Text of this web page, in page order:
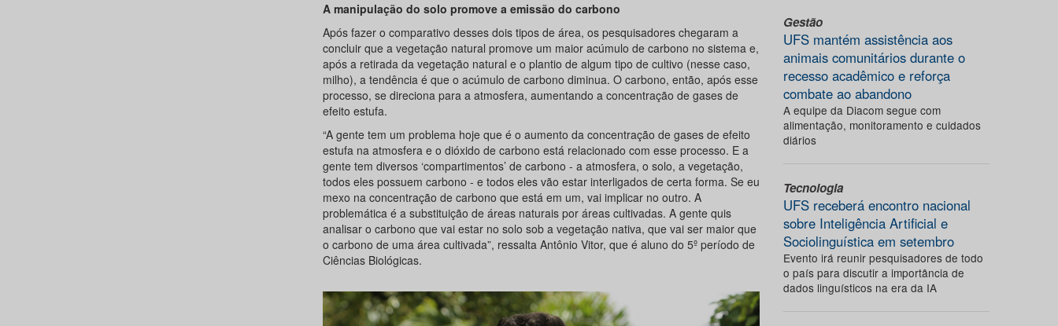
A manipulação do solo promove a emissão do carbono
Após fazer o comparativo desses dois tipos de área, os pesquisadores chegaram a
concluir que a vegetação natural promove um maior acúmulo de carbono no sistema e,
após a retirada da vegetação natural e o plantio de algum tipo de cultivo (nesse caso,
milho), a tendência é que o acúmulo de carbono diminua. O carbono, então, após esse
processo, se direciona para a atmosfera, aumentando a concentração de gases de
efeito estufa.
“A gente tem um problema hoje que é o aumento da concentração de gases de efeito
estufa na atmosfera e o dióxido de carbono está relacionado com esse processo. E a
gente tem diversos ‘compartimentos’ de carbono - a atmosfera, o solo, a vegetação,
todos eles possuem carbono - e todos eles vão estar interligados de certa forma. Se eu
mexo na concentração de carbono que está em um, vai implicar no outro. A
problemática é a substituição de áreas naturais por áreas cultivadas. A gente quis
analisar o carbono que vai estar no solo sob a vegetação nativa, que vai ser maior que
o carbono de uma área cultivada”, ressalta Antônio Vitor, que é aluno do 5º período de
Ciências Biológicas.
Gestão
UFS mantém assistência aos
animais comunitários durante o
recesso acadêmico e reforça
combate ao abandono
A equipe da Diacom segue com
alimentação, monitoramento e cuidados
diários
Tecnologia
UFS receberá encontro nacional
sobre Inteligência Artificial e
Sociolinguística em setembro
Evento irá reunir pesquisadores de todo
o país para discutir a importância de
dados linguísticos na era da IA